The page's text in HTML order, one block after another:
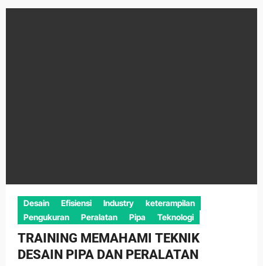
Desain Efisiensi Industry
keterampilan
Pengukuran
Peralatan Pipa Teknologi
TRAINING MEMAHAMI TEKNIK
DESAIN PIPA DAN PERALATAN